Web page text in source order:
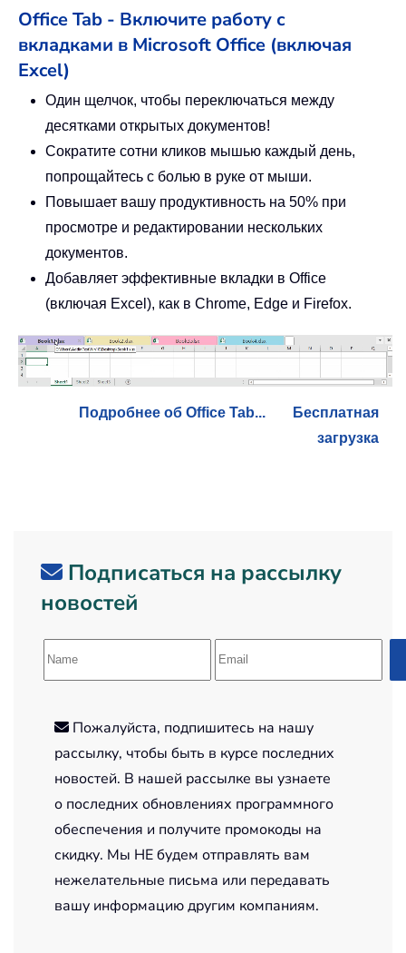
Office Tab - Включите работу с
вкладками в Microsoft Office (включая
Excel)
Один щелчок, чтобы переключаться между
десятками открытых документов!
Сократите сотни кликов мышью каждый день,
попрощайтесь с болью в руке от мыши.
Повышает вашу продуктивность на 50% при
просмотре и редактировании нескольких
документов.
Добавляет эффективные вкладки в Office
(включая Excel), как в Chrome, Edge и Firefox.
Подробнее об Office Tab...
Бесплатная
загрузка
Подписаться на рассылку
новостей
Пожалуйста, подпишитесь на нашу
рассылку, чтобы быть в курсе последних
новостей. В нашей рассылке вы узнаете
о последних обновлениях программного
обеспечения и получите промокоды на
скидку. Мы НЕ будем отправлять вам
нежелательные письма или передавать
вашу информацию другим компаниям.